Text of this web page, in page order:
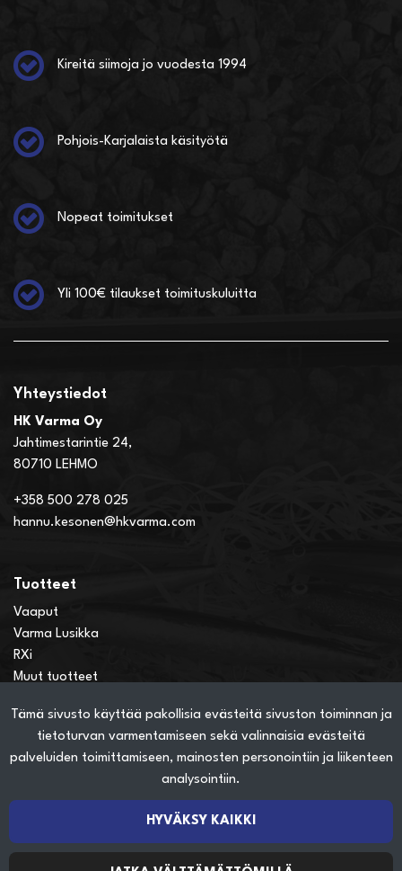
Tämä sivusto käyttää pakollisia evästeitä sivuston toiminnan ja
tietoturvan varmentamiseen sekä valinnaisia evästeitä
palveluiden toimittamiseen, mainosten personointiin ja liikenteen
analysointiin.
HYVÄKSY KAIKKI
Kireitä siimoja jo vuodesta 1994
Pohjois-Karjalaista käsityötä
Nopeat toimitukset
Yli 100€ tilaukset toimituskuluitta
Yhteystiedot
HK Varma Oy
Jahtimestarintie 24,
80710 LEHMO
+358 500 278 025
hannu.kesonen@hkvarma.com
Tuotteet
Vaaput
Varma Lusikka
RXi
Muut tuotteet
Verkkokauppainfo
Näin teet ostoksia verkkokaupassa
Tietosuojaseloste